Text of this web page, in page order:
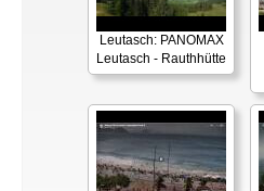
Leutasch: PANOMAX
Leutasch - Rauthhütte